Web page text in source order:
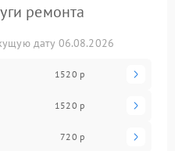
ремонта
дату 06.08.2026
1520 р
1520 р
720 р